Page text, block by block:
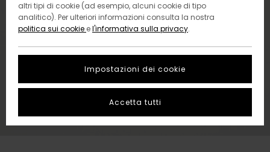
altri tipi di cookie (ad esempio, alcuni cookie di tipo
analitico). Per ulteriori informazioni consulta la nostra
politica sui cookie el'informativa sulla privacy.
Impostazioni dei cookie
Accetta tutti